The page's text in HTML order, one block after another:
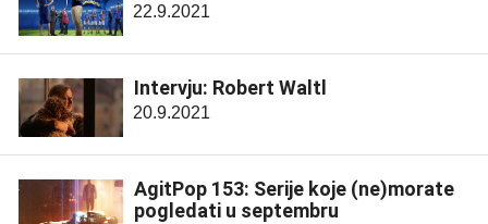
22.9.2021
Intervju: Robert Waltl
20.9.2021
AgitPop 153: Serije koje (ne)morate
pogledati u septembru